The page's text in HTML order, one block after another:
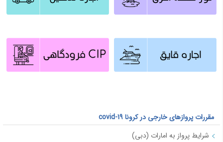
مقررات پروازهای خارجی در کرونا covid-19
شرایط پرواز به امارات (دبی)